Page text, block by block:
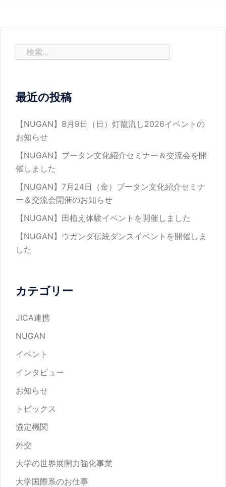
ビ
ゲ
ー
シ
ョ
ン
最近の投稿
【NUGAN】8月9日（日）灯籠流し2026イベントの
お知らせ
【NUGAN】ブータン文化紹介セミナー＆交流会を開
催しました
【NUGAN】7月24日（金）ブータン文化紹介セミナ
ー＆交流会開催のお知らせ
【NUGAN】田植え体験イベントを開催しました
【NUGAN】ウガンダ伝統ダンスイベントを開催しま
した
カテゴリー
JICA連携
NUGAN
イベント
インタビュー
お知らせ
トピックス
協定機関
外交
大学の世界展開力強化事業
大学国際系のお仕事